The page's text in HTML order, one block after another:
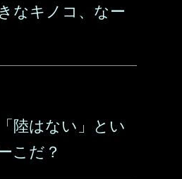
なキノコ、なー
陸はない」とい
こだ？